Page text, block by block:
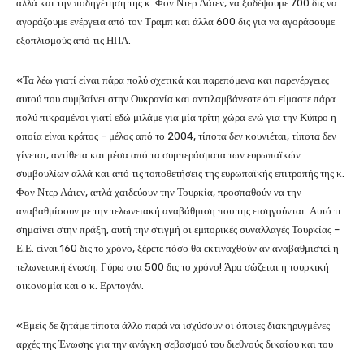
αλλά και την ποδηγέτηση της κ. Φον Ντερ Λάιεν, να ξοδέψουμε 700 δις να
αγοράζουμε ενέργεια από τον Τραμπ και άλλα 600 δις για να αγοράσουμε
εξοπλισμούς από τις ΗΠΑ.
«Τα λέω γιατί είναι πάρα πολύ σχετικά και παρεπόμενα και παρενέργειες
αυτού που συμβαίνει στην Ουκρανία και αντιλαμβάνεστε ότι είμαστε πάρα
πολύ πικραμένοι γιατί εδώ μιλάμε για μία τρίτη χώρα ενώ για την Κύπρο η
οποία είναι κράτος – μέλος από το 2004, τίποτα δεν κουνιέται, τίποτα δεν
γίνεται, αντίθετα και μέσα από τα συμπεράσματα των ευρωπαϊκών
συμβουλίων αλλά και από τις τοποθετήσεις της ευρωπαϊκής επιτροπής της κ.
Φον Ντερ Λάιεν, απλά χαιδεύουν την Τουρκία, προσπαθούν να την
αναβαθμίσουν με την τελωνειακή αναβάθμιση που της εισηγούνται. Αυτό τι
σημαίνει στην πράξη, αυτή την στιγμή οι εμπορικές συναλλαγές Τουρκίας –
Ε.Ε. είναι 160 δις το χρόνο, ξέρετε πόσο θα εκτιναχθούν αν αναβαθμιστεί η
τελωνειακή ένωση; Γύρω στα 500 δις το χρόνο! Άρα σώζεται η τουρκική
οικονομία και ο κ. Ερντογάν.
«Εμείς δε ζητάμε τίποτα άλλο παρά να ισχύσουν οι όποιες διακηρυγμένες
αρχές της Ένωσης για την ανάγκη σεβασμού του διεθνούς δικαίου και του